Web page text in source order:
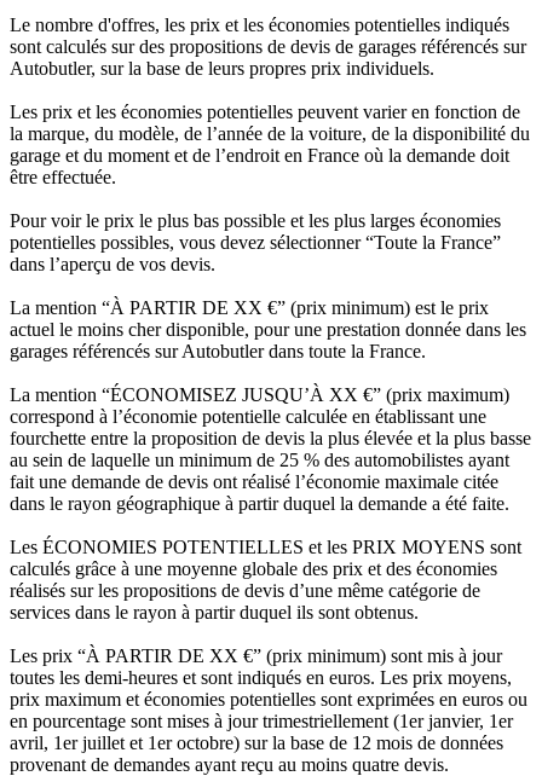
Le nombre d'offres, les prix et les économies potentielles indiqués
sont calculés sur des propositions de devis de garages référencés sur
Autobutler, sur la base de leurs propres prix individuels.
Les prix et les économies potentielles peuvent varier en fonction de
la marque, du modèle, de l’année de la voiture, de la disponibilité du
garage et du moment et de l’endroit en France où la demande doit
être effectuée.
Pour voir le prix le plus bas possible et les plus larges économies
potentielles possibles, vous devez sélectionner “Toute la France”
dans l’aperçu de vos devis.
La mention “À PARTIR DE XX €” (prix minimum) est le prix
actuel le moins cher disponible, pour une prestation donnée dans les
garages référencés sur Autobutler dans toute la France.
La mention “ÉCONOMISEZ JUSQU’À XX €” (prix maximum)
correspond à l’économie potentielle calculée en établissant une
fourchette entre la proposition de devis la plus élevée et la plus basse
au sein de laquelle un minimum de 25 % des automobilistes ayant
fait une demande de devis ont réalisé l’économie maximale citée
dans le rayon géographique à partir duquel la demande a été faite.
Les ÉCONOMIES POTENTIELLES et les PRIX MOYENS sont
calculés grâce à une moyenne globale des prix et des économies
réalisés sur les propositions de devis d’une même catégorie de
services dans le rayon à partir duquel ils sont obtenus.
Les prix “À PARTIR DE XX €” (prix minimum) sont mis à jour
toutes les demi-heures et sont indiqués en euros. Les prix moyens,
prix maximum et économies potentielles sont exprimées en euros ou
en pourcentage sont mises à jour trimestriellement (1er janvier, 1er
avril, 1er juillet et 1er octobre) sur la base de 12 mois de données
provenant de demandes ayant reçu au moins quatre devis.